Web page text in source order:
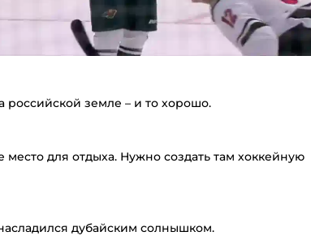
земле – и то хорошо.
для отдыха. Нужно создать там хоккейную
дубайским солнышком.